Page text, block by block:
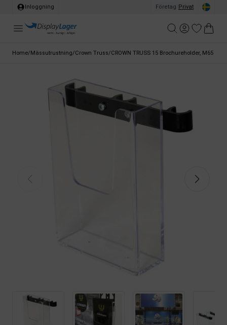
Inloggning Företag Privat
Home/Mässutrustning/Crown Truss/CROWN TRUSS 15 Brochureholder, M65